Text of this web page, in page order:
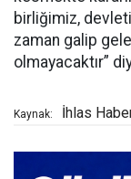
birliğimiz,
zaman galip
olmayacaktır”
Kaynak: İhlas